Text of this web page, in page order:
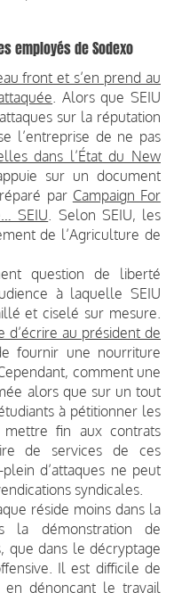
employés de Sodexo
front et s’en prend au
. Alors que SEIU
sur la réputation
l’entreprise de ne pas
dans l’État du New
sur un document
par Campaign For
SEIU . Selon SEIU, les
de l’Agriculture de
question de liberté
à laquelle SEIU
et ciselé sur mesure.
au président de
fournir une nourriture
comment une
alors que sur un tout
à pétitionner les
mettre fin aux contrats
de services de ces
d’attaques ne peut
syndicales.
réside moins dans la
la démonstration de
que dans le décryptage
Il est difficile de
dénonçant le travail